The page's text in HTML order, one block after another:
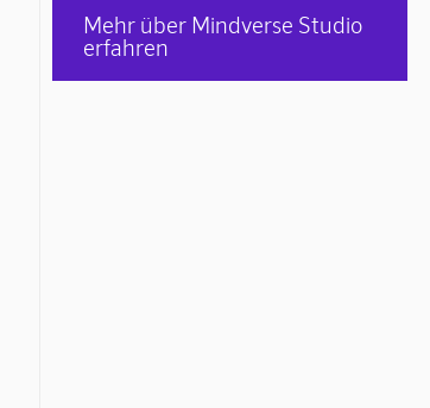
Mehr über Mindverse Studio
erfahren